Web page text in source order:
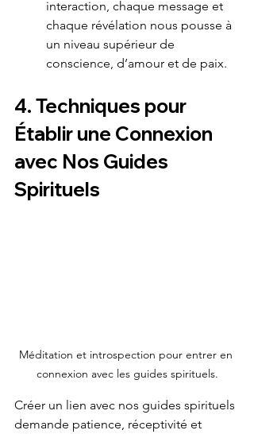
interaction, chaque message et
chaque révélation nous pousse à
un niveau supérieur de
conscience, d’amour et de paix.
4. Techniques pour
Établir une Connexion
avec Nos Guides
Spirituels
Méditation et introspection pour entrer en
connexion avec les guides spirituels.
Créer un lien avec nos guides spirituels
demande patience, réceptivité et